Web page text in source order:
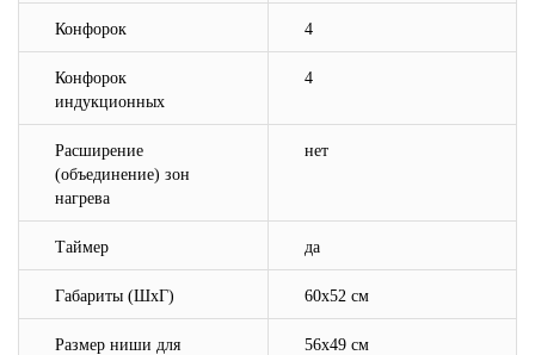
Конфорок 4
Конфорок
индукционных
4
Расширение
(объединение) зон
нагрева
нет
Таймер да
Габариты (ШхГ) 60х52 см
Размер ниши для
56х49 см